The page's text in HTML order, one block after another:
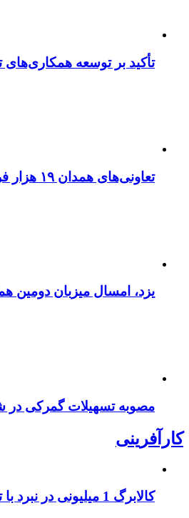
تأکید بر توسعه همکاری‌های
تعاونی‌های همدان ۱۹ هزار فرصت شغلی ایجاد کرده‌اند
یزد، امسال میزبان دومین
مصوبه تسهیلات گمرکی در
کارآفرینی
کالابرگ 1 میلیونی در نبرد با تورم سه‌رقمی